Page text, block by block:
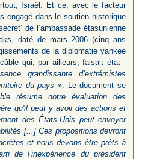
Israël. Et ce, avec le facteur
engagé dans le soutien historique
de l’ambassade étasunienne
daté de mars 2006 (cinq ans
de la diplomatie yankee
qui, par ailleurs, faisait état -
grandissante d’extrémistes
du pays ». Le document se
résume notre évaluation des
qu'il peut y avoir des actions et
des États-Unis peut envoyer
[...] Ces propositions devront
et nous devons être prêts à
de l’inexpérience du président